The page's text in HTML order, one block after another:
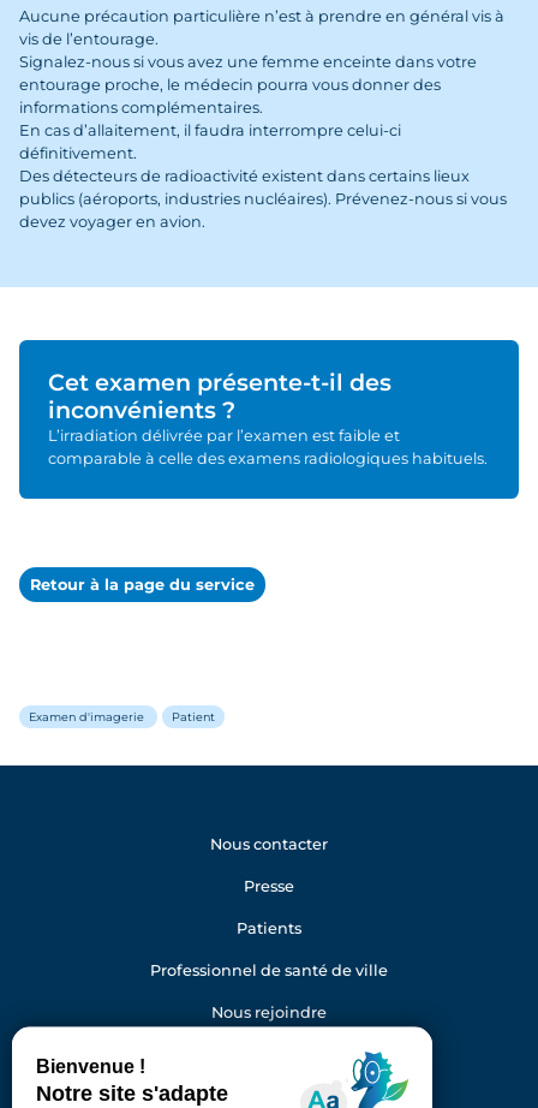
Aucune précaution particulière n’est à prendre en général vis à
vis de l’entourage.
Signalez-nous si vous avez une femme enceinte dans votre
entourage proche, le médecin pourra vous donner des
informations complémentaires.
En cas d’allaitement, il faudra interrompre celui-ci
définitivement.
Des détecteurs de radioactivité existent dans certains lieux
publics (aéroports, industries nucléaires). Prévenez-nous si vous
devez voyager en avion.
Cet examen présente-t-il des
inconvénients ?
L’irradiation délivrée par l’examen est faible et
comparable à celle des examens radiologiques habituels.
Retour à la page du service
Examen d'imagerie Patient
Nous contacter
Presse
Patients
Professionnel de santé de ville
Nous rejoindre